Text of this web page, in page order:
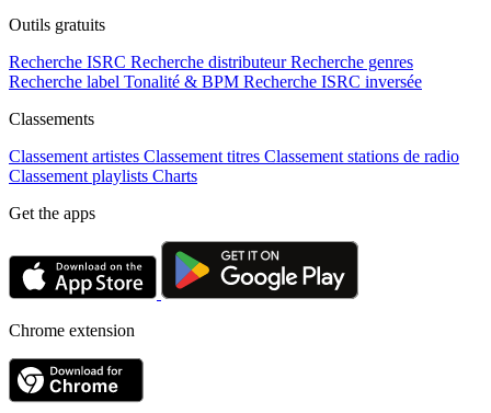
Outils gratuits
Recherche ISRC Recherche distributeur Recherche genres
Recherche label Tonalité & BPM Recherche ISRC inversée
Classements
Classement artistes Classement titres Classement stations de radio
Classement playlists Charts
Get the apps
Chrome extension